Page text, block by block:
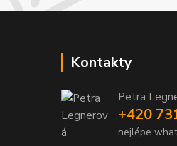
Kontakty
Petra
+420
nejlépe